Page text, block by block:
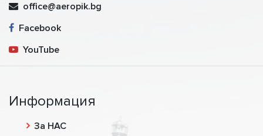
office@aeropik.bg
Facebook
YouTube
Информация
За НАС